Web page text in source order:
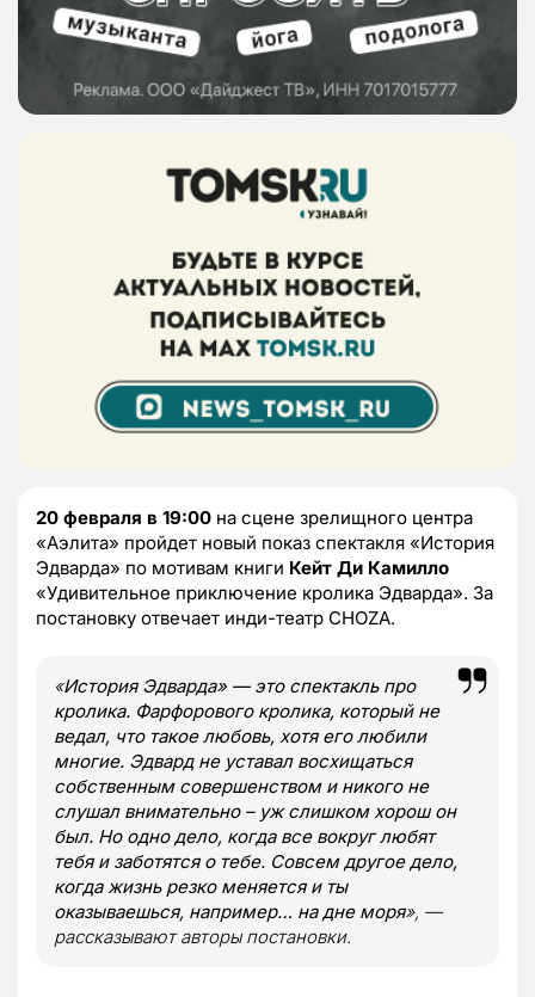
20 февраля в 19:00 на сцене зрелищного центра
«Аэлита» пройдет новый показ спектакля «История
Эдварда» по мотивам книги Кейт Ди Камилло
«Удивительное приключение кролика Эдварда». За
постановку отвечает инди-театр CHOZA.
«История Эдварда» — это спектакль про
кролика. Фарфорового кролика, который не
ведал, что такое любовь, хотя его любили
многие. Эдвард не уставал восхищаться
собственным совершенством и никого не
слушал внимательно – уж слишком хорош он
был. Но одно дело, когда все вокруг любят
тебя и заботятся о тебе. Совсем другое дело,
когда жизнь резко меняется и ты
оказываешься, например… на дне моря», —
рассказывают авторы постановки.